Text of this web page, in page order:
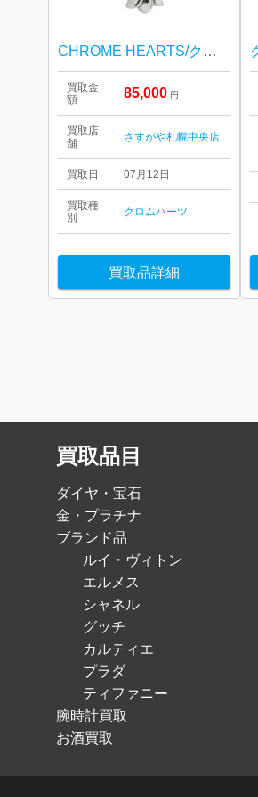
CHROME HEARTS/クロムハーツ ラージCHクロス ペンダントトップ
買取金
額
85,000 円
買取店
舗
さすがや札幌中央店
買取日 07月12日
買取種
別
クロムハーツ
買取品詳細
買取品目
ダイヤ・宝石
金・プラチナ
ブランド品
ルイ・ヴィトン
エルメス
シャネル
グッチ
カルティエ
プラダ
ティファニー
腕時計買取
お酒買取